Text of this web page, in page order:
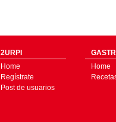
2URPI
Home
Regístrate
Post de usuarios
Home